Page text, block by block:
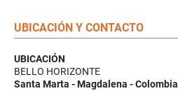
UBICACIÓN Y CONTACTO
UBICACIÓN
BELLO HORIZONTE
Santa Marta - Magdalena - Colombia